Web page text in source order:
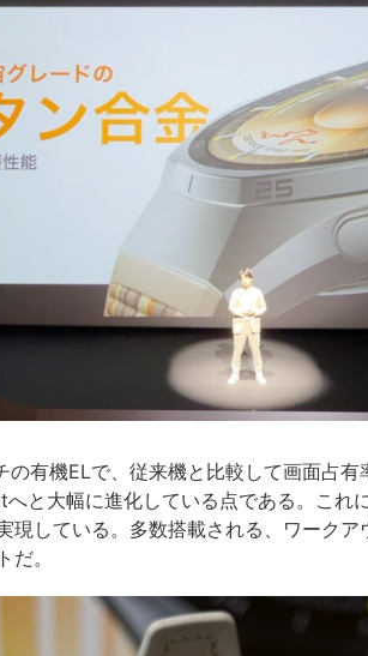
の有機ELで、従来機と比較して画面占
と大幅に進化している点である。これ
現している。多数搭載される、ワーク
。